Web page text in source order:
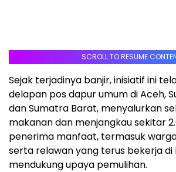
SCROLL TO RESUME
Sejak terjadinya banjir, inisiatif ini
delapan pos dapur umum di Aceh,
dan Sumatra Barat, menyalurkan
makanan dan menjangkau sekitar
penerima manfaat, termasuk
serta relawan yang terus bekerja di
mendukung upaya pemulihan.